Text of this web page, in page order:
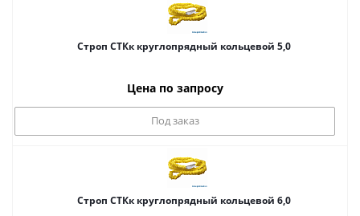
Строп СТКк круглопрядный кольцевой 5,0
Цена по запросу
Под заказ
Строп СТКк круглопрядный кольцевой 6,0